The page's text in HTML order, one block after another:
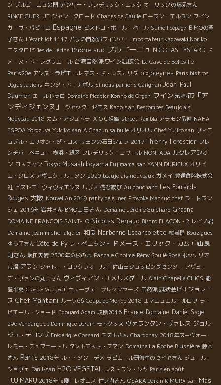
ン ブルゴーニュの門 アンリー・フレデリック・ロック オーリックの藤元さん
RINCE GUERLUT ジャン・クロード Charles de Gaulle ローラン・エルラン ワイン
カーヴ・パピーユ Espagne ビストロ・ポール・ベール Sumoll cépage ＢＭОの聖
子さん L'écart lot 1117 パリの自然派ワインバー Importateur Kadowaki Noriko
ニクタロピ îles de Lérins Rhône sud ブルゴーニュ NICOLAS TESTARD ド
メーヌ・ド・レグリエール 台湾自然派ワイン試飲会 La Cave de Belleville
Paris20e アンヌ・ラピエール マス・ド・レスカリダ biojoleynes Paris bistros
Dégustations キンタ・ド・ナポル Si nous parlions Carignan Jean-Paul
Daumen エールドゥロ Domaine Picatier Konno de Organ ワイン見本市「ア
ンディジェンヌ」
ジャック・セロス Kato san Descombes Beaujolais
Nouveau 2018 カム・アシュトラ ＡＯＣ組織 street Rambla アラモン品種 NAHA
ESPOA Yorozuya Yukiko san A Chacun sa bulle オリオル Chef Yujiro san ヴィニ
ョブル・エリオン・ダ・ロス リヨンの石田シェフ 2017 Thierry Forestier フレ
ンチバーベキュー 横浜・緑区 フレデリック・コサール MONTADA ルクレアシオ
ン ヨッチャン Tokyo Musashikoyama Fujimama san YANN DURIEUX オリビ
エ・クロス アヴェク・ル・タン 2020 beaujolais nouveaux ガメイ 豊通食料株式会
社 ビストロ・ヴィヴィエンヌ ルヴァ 侘び寂び Au couchant Les Foulards
Rouges 大阪 Nouvel An 2019 party déjeuner Provoke Matsuo chef ラ・トラン
シェ 2016年 岩井さん BMO山田さん Domaine Jérôme Guichard Graena
DOMAINE FRANCOIS SAINT-LO Nicolas Renaud Bistro FLACON - 2 レイノ君
Domaine jean michel alquier 和食 Narbonne Escarpolette 桜満開 Bouzigues
ゆう子さん Côte de Py レ・ぺニタント ドメーヌ・エリック・カム 中山良
則さん 坂田夫妻 2300年の杉の木 Pascale Choime Rémy Soulié Rosé ボッケリア
市場 アラン シャトー・ロックフォール 土佐山田ショッピングセンター アザミ・
デ・ヴァンの丸山さん ヴィヴィアン・エメルスダール Alain Chapelle CHICS 能
登半島 Clos de Vougeot キューヴェ・プレッシウーズ 自然派試飲会ビオジョレー
ヌ Chef Mantani ルーツ66 Coupe de Monde 2018 エマニュエル・ルロワ ラ・
ピエール・ショード Edouard Adam 収穫2016 France Domaine Daniel Sage
29e Vendange de Dominique Derain モトクッス ヴァランタン・ヴァレス ジョル
ジュ・デコンブ Frédérique Cossard ミズキさん Chardonay 2018年ヌーヴォー・
レミー・デュフェートル タンキエット・ママン Domaine La Roche Buissière 藤木
さん Paris 2018年 ル・ｒタン・デメ ラピエール研修生のセイヤさん ジュール・
ショヴェ Tanii-san H2O VEGETAL レストラン・ソヤ Paris en août
FUJIMARU 2018年収穫・レオニス 竹ノ内さん OSAKA Daikin KIMURA san Mas